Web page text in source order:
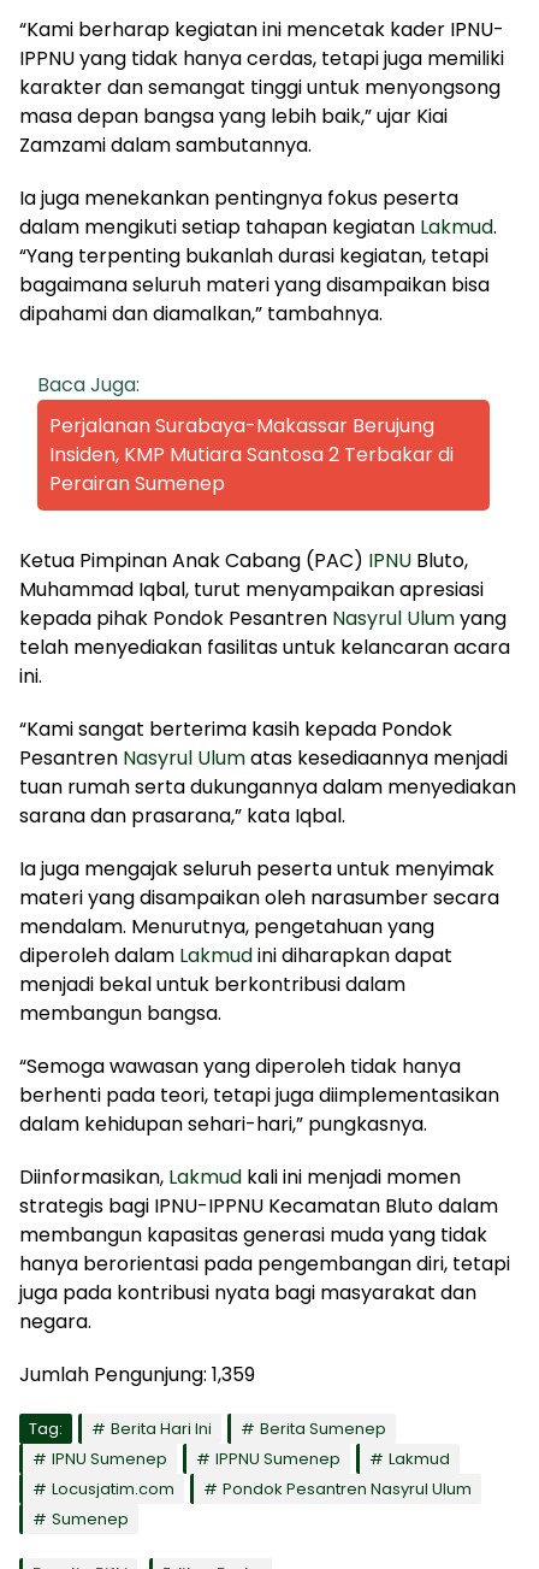
“Kami berharap kegiatan ini mencetak kader IPNU-
IPPNU yang tidak hanya cerdas, tetapi juga memiliki
karakter dan semangat tinggi untuk menyongsong
masa depan bangsa yang lebih baik,” ujar Kiai
Zamzami dalam sambutannya.
Ia juga menekankan pentingnya fokus peserta
dalam mengikuti setiap tahapan kegiatan Lakmud.
“Yang terpenting bukanlah durasi kegiatan, tetapi
bagaimana seluruh materi yang disampaikan bisa
dipahami dan diamalkan,” tambahnya.
Baca Juga:
Perjalanan Surabaya-Makassar Berujung
Insiden, KMP Mutiara Santosa 2 Terbakar di
Perairan Sumenep
Ketua Pimpinan Anak Cabang (PAC) IPNU Bluto,
Muhammad Iqbal, turut menyampaikan apresiasi
kepada pihak Pondok Pesantren Nasyrul Ulumyang
telah menyediakan fasilitas untuk kelancaran acara
ini.
“Kami sangat berterima kasih kepada Pondok
Pesantren Nasyrul Ulumatas kesediaannya menjadi
tuan rumah serta dukungannya dalam menyediakan
sarana dan prasarana,” kata Iqbal.
Ia juga mengajak seluruh peserta untuk menyimak
materi yang disampaikan oleh narasumber secara
mendalam. Menurutnya, pengetahuan yang
diperoleh dalam Lakmudini diharapkan dapat
menjadi bekal untuk berkontribusi dalam
membangun bangsa.
“Semoga wawasan yang diperoleh tidak hanya
berhenti pada teori, tetapi juga diimplementasikan
dalam kehidupan sehari-hari,” pungkasnya.
Diinformasikan, Lakmud kali ini menjadi momen
strategis bagi IPNU-IPPNU Kecamatan Bluto dalam
membangun kapasitas generasi muda yang tidak
hanya berorientasi pada pengembangan diri, tetapi
juga pada kontribusi nyata bagi masyarakat dan
negara.
Jumlah Pengunjung: 1,359
Tag: Berita Hari Ini
Berita Sumenep
IPNU Sumenep
IPPNU Sumenep
Lakmud
Locusjatim.com
Pondok Pesantren Nasyrul Ulum
Sumenep